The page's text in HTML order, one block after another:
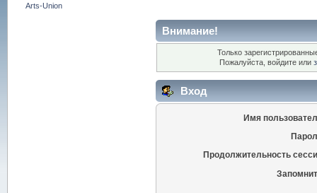
Arts-Union
Внимание!
Только
Пожалуйста, войдите или
Вход
Имя
Продолжительность